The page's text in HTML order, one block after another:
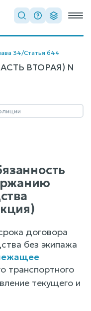
34/Статья 644
ВТОРАЯ) N
договора
без экипажа
транспортного
текущего и